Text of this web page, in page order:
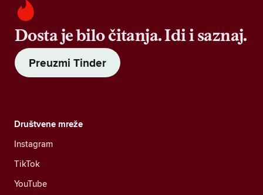
Dosta je bilo čitanja. Idi i saznaj.
Preuzmi Tinder
Društvene mreže
Instagram
TikTok
YouTube